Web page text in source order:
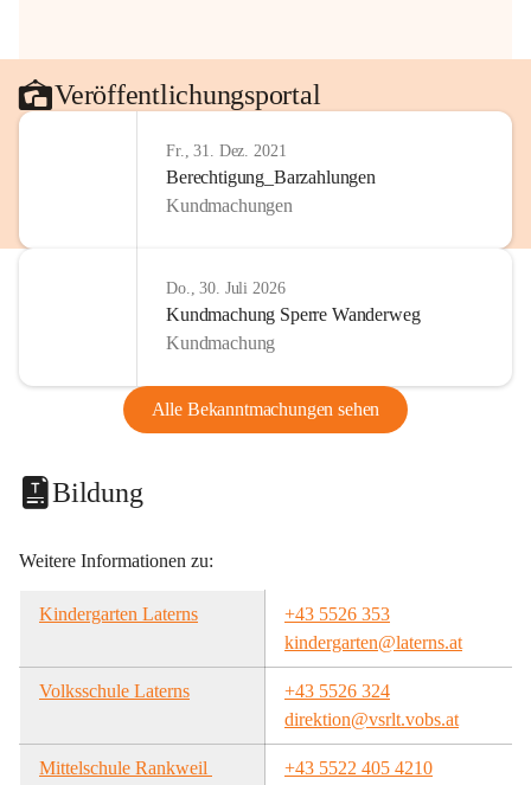
Veröffentlichungsportal
Fr., 31. Dez. 2021
Berechtigung_Barzahlungen
Kundmachungen
Do., 30. Juli 2026
Kundmachung Sperre Wanderweg
Kundmachung
Alle Bekanntmachungen sehen
Bildung
Weitere Informationen zu:
Kindergarten Laterns
+43 5526 353
kindergarten@laterns.at
Volksschule Laterns
+43 5526 324
direktion@vsrlt.vobs.at
Mittelschule Rankweil
+43 5522 405 4210